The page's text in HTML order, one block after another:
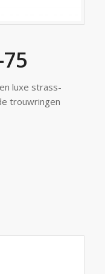
luxe strass-
trouwringen